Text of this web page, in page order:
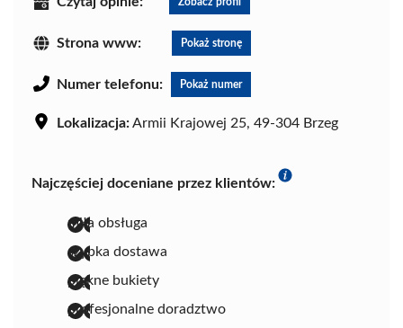
Strona www: Pokaż stronę
Numer telefonu: Pokaż numer
Lokalizacja:Armii Krajowej 25, 49-304 Brzeg
Najczęściej doceniane przez klientów:
miła obsługa
szybka dostawa
piękne bukiety
profesjonalne doradztwo